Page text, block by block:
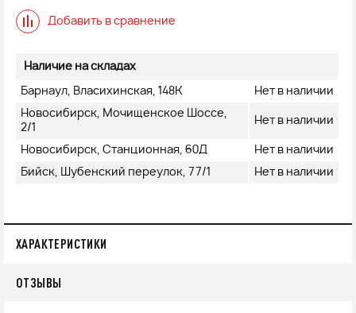
Добавить в сравнение
Наличие на складах
Барнаул, Власихинская, 148К
Нет в наличии
Новосибирск, Мочищенское Шоссе,
2/1
Нет в наличии
Новосибирск, Станционная, 60Д
Нет в наличии
Бийск, Шубенский переулок, 77/1
Нет в наличии
ХАРАКТЕРИСТИКИ
ОТЗЫВЫ